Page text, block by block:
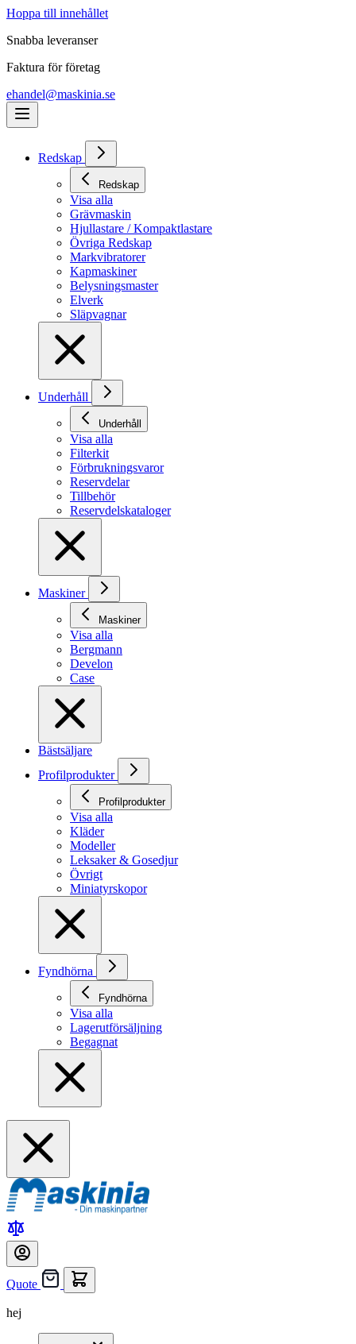
Hoppa till innehållet
Snabba leveranser
Faktura för företag
ehandel@maskinia.se
Redskap
Redskap
Visa alla
Grävmaskin
Hjullastare / Kompaktlastare
Övriga Redskap
Markvibratorer
Kapmaskiner
Belysningsmaster
Elverk
Släpvagnar
Underhåll
Underhåll
Visa alla
Filterkit
Förbrukningsvaror
Reservdelar
Tillbehör
Reservdelskataloger
Maskiner
Maskiner
Visa alla
Bergmann
Develon
Case
Bästsäljare
Profilprodukter
Profilprodukter
Visa alla
Kläder
Modeller
Leksaker & Gosedjur
Övrigt
Miniatyrskopor
Fyndhörna
Fyndhörna
Visa alla
Lagerutförsäljning
Begagnat
Quote
hej